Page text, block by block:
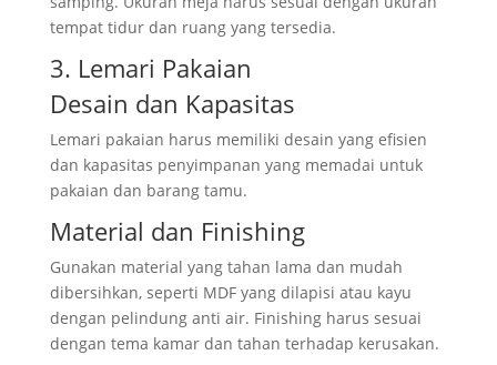
tempat tidur dan ruang yang tersedia.
3. Lemari Pakaian
Desain dan Kapasitas
Lemari pakaian harus memiliki desain yang efisien
dan kapasitas penyimpanan yang memadai untuk
pakaian dan barang tamu.
Material dan Finishing
Gunakan material yang tahan lama dan mudah
dibersihkan, seperti MDF yang dilapisi atau kayu
dengan pelindung anti air. Finishing harus sesuai
dengan tema kamar dan tahan terhadap kerusakan.